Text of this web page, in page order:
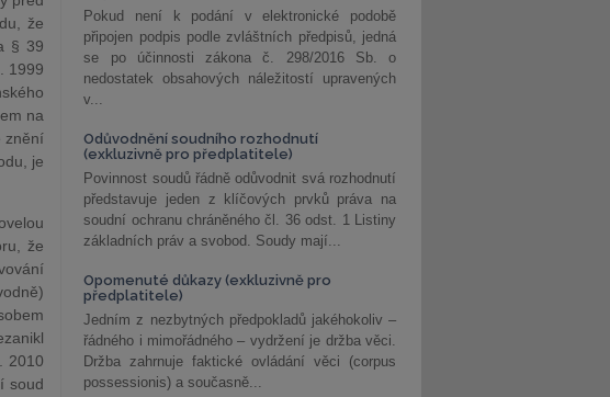
že
§ 39
1999
na
znění
je
že
2010
soud
Pokud není k podání v elektronické podobě
připojen podpis podle zvláštních předpisů, jedná
se po účinnosti zákona č. 298/2016 Sb. o
nedostatek obsahových náležitostí upravených
v...
Odůvodnění soudního rozhodnutí
(exkluzivně pro předplatitele)
Povinnost soudů řádně odůvodnit svá rozhodnutí
představuje jeden z klíčových prvků práva na
soudní ochranu chráněného čl. 36 odst. 1 Listiny
základních práv a svobod. Soudy mají...
Opomenuté důkazy (exkluzivně pro
předplatitele)
Jedním z nezbytných předpokladů jakéhokoliv –
řádného i mimořádného – vydržení je držba věci.
Držba zahrnuje faktické ovládání věci (corpus
possessionis) a současně...